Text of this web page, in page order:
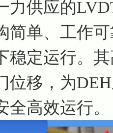
力供应的
简单、工作
稳定运行。
位移，为
全高效运行。